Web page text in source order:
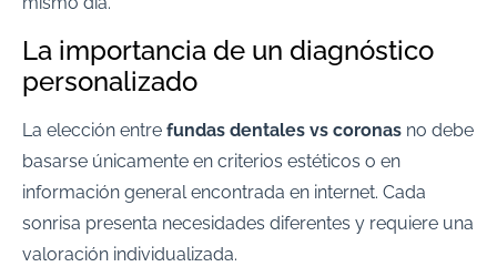
La importancia de un diagnóstico
personalizado
La elección entre fundas dentales vs coronas no debe
basarse únicamente en criterios estéticos o en
información general encontrada en internet. Cada
sonrisa presenta necesidades diferentes y requiere una
valoración individualizada.